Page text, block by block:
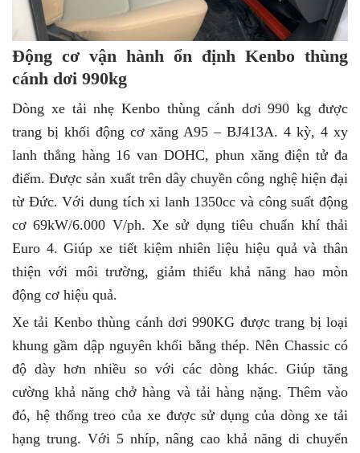
Động cơ vận hành ổn định Kenbo thùng
cánh dơi 990kg
Dòng xe tải nhẹ Kenbo thùng cánh dơi 990 kg được
trang bị khối động cơ xăng A95 – BJ413A. 4 kỳ, 4 xy
lanh thẳng hàng 16 van DOHC, phun xăng điện tử đa
điểm. Được sản xuất trên dây chuyền công nghệ hiện đại
từ Đức. Với dung tích xi lanh 1350cc và công suất động
cơ 69kW/6.000 V/ph. Xe sử dụng tiêu chuẩn khí thải
Euro 4. Giúp xe tiết kiệm nhiên liệu hiệu quả và thân
thiện với môi trường, giảm thiểu khả năng hao mòn
động cơ hiệu quả.
Xe tải Kenbo thùng cánh dơi 990KG được trang bị loại
khung gầm dập nguyên khối bằng thép. Nên Chassic có
độ dày hơn nhiều so với các dòng khác. Giúp tăng
cường khả năng chở hàng và tải hàng nặng. Thêm vào
đó, hệ thống treo của xe được sử dụng của dòng xe tải
hạng trung. Với 5 nhíp, nâng cao khả năng di chuyển